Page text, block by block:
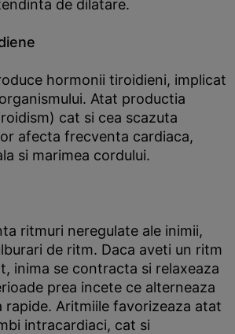
de dilatare.
hormonii tiroidieni, implicat
Atat productia
cat si cea scazuta
afecta frecventa cardiaca,
si marimea cordului.
ritmuri neregulate ale inimii,
de ritm. Daca aveti un ritm
inima se contracta si relaxeaza
prea incete ce alterneaza
rapide. Aritmiile favorizeaza atat
intracardiaci, cat si